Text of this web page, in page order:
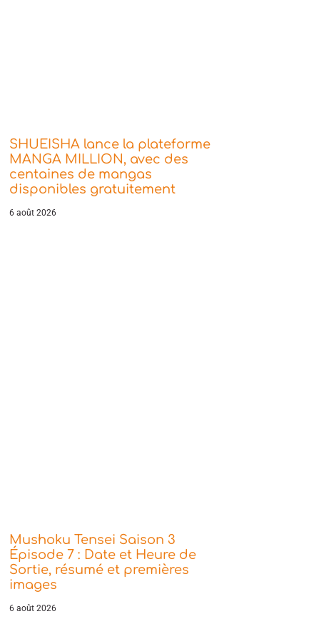
SHUEISHA lance la plateforme
MANGA MILLION, avec des
centaines de mangas
disponibles gratuitement
6 août 2026
Mushoku Tensei Saison 3
Épisode 7 : Date et Heure de
Sortie, résumé et premières
images
6 août 2026